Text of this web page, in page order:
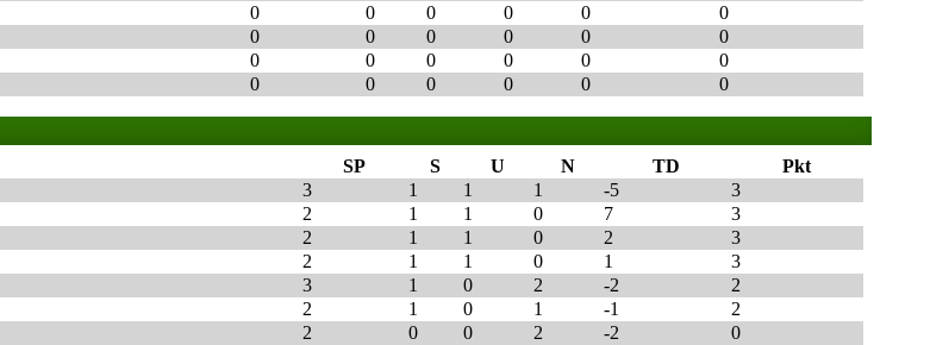
0 0 0 0 0
0
0 0 0 0 0
0
0 0 0 0 0
0
0 0 0 0 0 0
SP S U N TD
Pkt
3 1 1 1 -5
3
2 1 1 0 7
3
2 1 1 0 2
3
2 1 1 0 1
3
3 1 0 2 -2
2
2 1 0 1 -1
2
2 0 0 2 -2
0